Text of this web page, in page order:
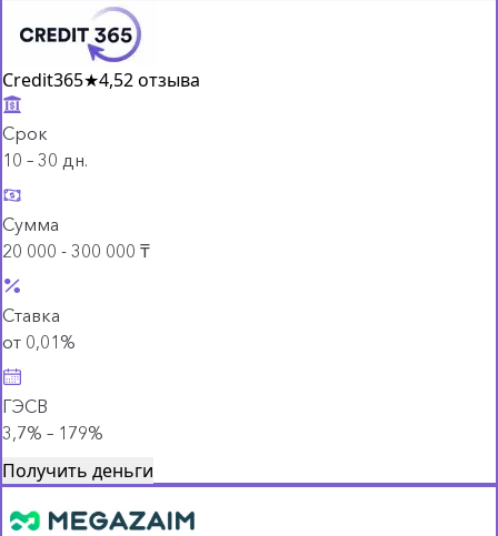
Credit365★4,52 отзыва
Срок
10 – 30 дн.
Сумма
20 000 - 300 000 ₸
Ставка
от 0,01%
ГЭСВ
3,7% – 179%
Получить деньги